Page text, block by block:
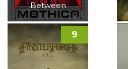
Between
9